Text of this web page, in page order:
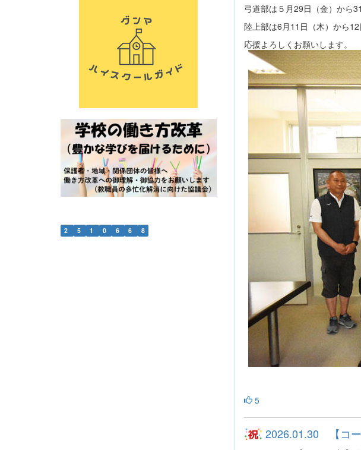
弓道部は５月29日（金）から
陸上部は6月11日（木）から
応援よろしくお願いします。
5
2026.01.30 【コ
2 5 1 0 6 6 8